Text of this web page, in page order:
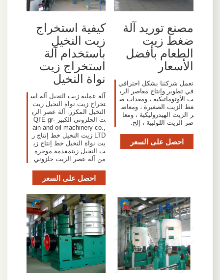
مصنع توريد آلة
ضغط زيت
الطعام بأفضل
الأسعار
تعمل شركتنا بشكل احترافي
في تطوير وإنتاج معاصر الزي
ت الأوتوماتيكية ، ومعدات ض
غط الزيت الصغيرة ، ومعاص
ر الزيت الهيدروليكية ، ومعا
صر الزيت اللولبية ، إلخ.
احصل على السعر
كيفية استخراج
زيت النخيل
باستخدام آلة
استخراج زيت
نواة النخيل
آلة عملية زيت النخيل آلة اس
تخراج زيت نواة النخيل زيت
النخيل المكرر. آلة عصر الزي
ت الحلزوني الكبير -QI'E gr
ain and oil machinery co.,
LTD زيت النخيل خط إنتاج ز
يت نواة النخيل خط إنتاج زي
ت النخيل زيتمقدمة موجزة
من آلة عصر الزيت حلزوني
احصل على السعر